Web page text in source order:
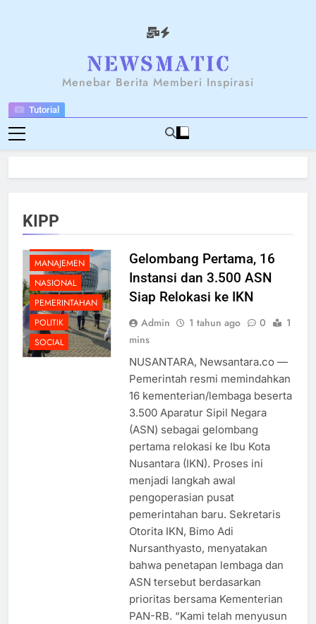
Tutorial
NEWSANTARA
Menebar Berita Memberi Inspirasi
KIPP
KOMUNIKASI
MANAJEMEN
NASIONAL
PEMERINTAHAN
POLITIK
SOCIAL
Gelombang Pertama, 16
Instansi dan 3.500 ASN
Siap Relokasi ke IKN
Admin 1 tahun ago 0
1
mins
NUSANTARA, Newsantara.co —
Pemerintah resmi memindahkan
16 kementerian/lembaga beserta
3.500 Aparatur Sipil Negara
(ASN) sebagai gelombang
pertama relokasi ke Ibu Kota
Nusantara (IKN). Proses ini
menjadi langkah awal
pengoperasian pusat
pemerintahan baru. Sekretaris
Otorita IKN, Bimo Adi
Nursanthyasto, menyatakan
bahwa penetapan lembaga dan
ASN tersebut berdasarkan
prioritas bersama Kementerian
PAN-RB. “Kami telah menyusun